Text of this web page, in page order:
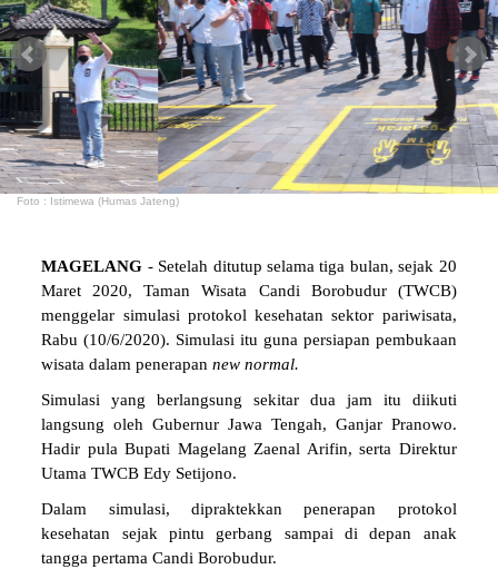
Foto : Istimewa (Humas Jateng)
MAGELANG - Setelah ditutup selama tiga bulan, sejak 20
Maret 2020, Taman Wisata Candi Borobudur (TWCB)
menggelar simulasi protokol kesehatan sektor pariwisata,
Rabu (10/6/2020). Simulasi itu guna persiapan pembukaan
wisata dalam penerapannew normal.
Simulasi yang berlangsung sekitar dua jam itu diikuti
langsung oleh Gubernur Jawa Tengah, Ganjar Pranowo.
Hadir pula Bupati Magelang Zaenal Arifin, serta Direktur
Utama TWCB Edy Setijono.
Dalam simulasi, dipraktekkan penerapan protokol
kesehatan sejak pintu gerbang sampai di depan anak
tangga pertama Candi Borobudur.